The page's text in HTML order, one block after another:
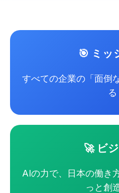
🎯 ミッ
すべての企業の「面倒
る
🚀 ビ
AIの力で、日本の働き
っと創